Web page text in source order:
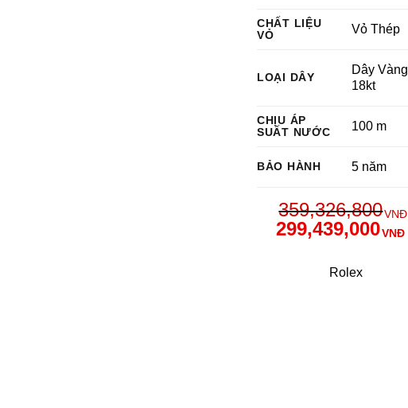
CHẤT LIỆU
VỎ
Vỏ Thép
LOẠI DÂY
Dây Vàng
18kt
CHỊU ÁP
SUẤT NƯỚC
100 m
BẢO HÀNH 5 năm
359,326,800VNĐ
299,439,000VNĐ
Rolex